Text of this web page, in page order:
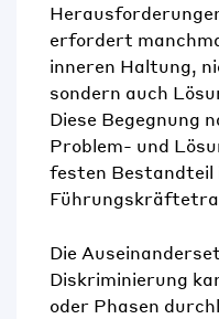
erfordert
inneren Haltung,
sondern auch
Diese Begegnung
Problem- und
festen Bestandteil
Die
Diskriminierung
oder Phasen